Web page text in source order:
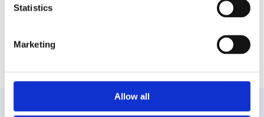
Statistics
Marketing
Allow all
Λαογραφικό και Αρχαιολογικό Μουσείο του
ρωμαϊκής περιόδου!